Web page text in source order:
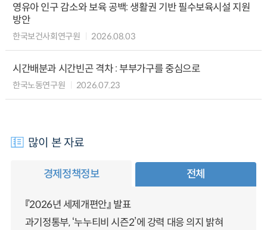
영유아 인구 감소와 보육 공백: 생활권 기반 필수보육시설 지원
방안
한국보건사회연구원 2026.08.03
시간배분과 시간빈곤 격차 : 부부가구를 중심으로
한국노동연구원 2026.07.23
많이 본 자료
경제정책정보 전체
『2026년 세제개편안』 발표
과기정통부, ‘누누티비 시즌2’에 강력 대응 의지 밝혀